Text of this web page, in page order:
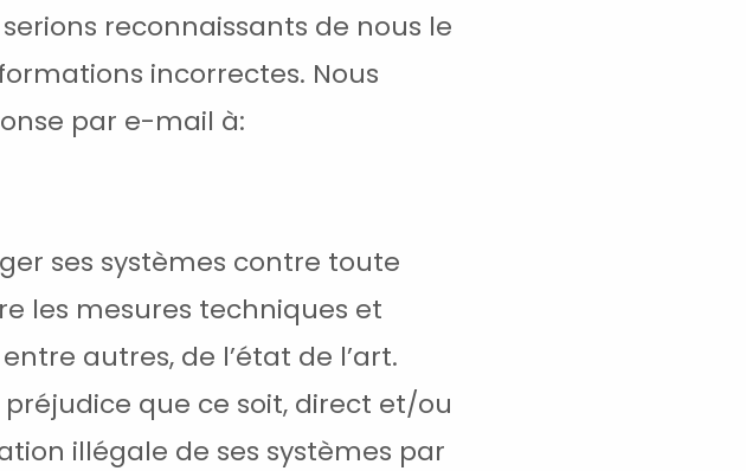
reconnaissants de nous le
incorrectes. Nous
par e-mail à:
ses systèmes contre toute
les mesures techniques et
autres, de l’état de l’art.
que ce soit, direct et/ou
illégale de ses systèmes par